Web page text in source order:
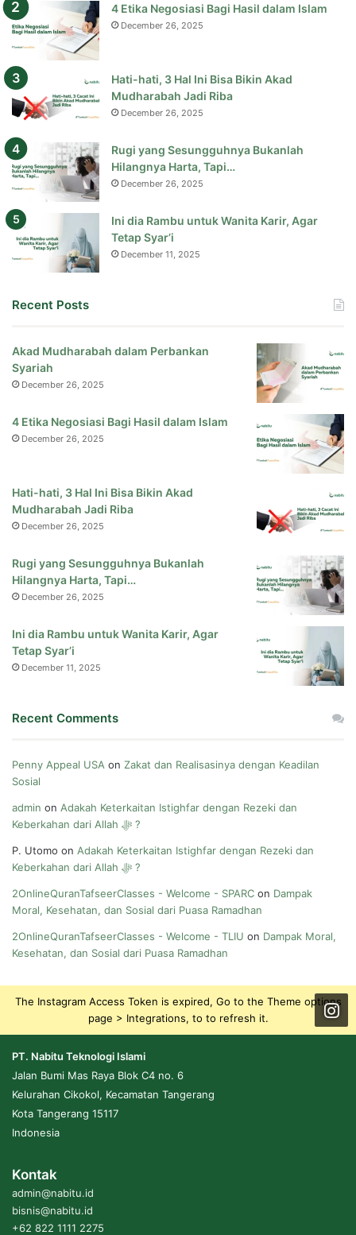
4 Etika Negosiasi Bagi Hasil dalam Islam
December 26, 2025
Hati-hati, 3 Hal Ini Bisa Bikin Akad
Mudharabah Jadi Riba
December 26, 2025
Rugi yang Sesungguhnya Bukanlah
Hilangnya Harta, Tapi…
December 26, 2025
Ini dia Rambu untuk Wanita Karir, Agar
Tetap Syar’i
December 11, 2025
Recent Posts
Akad Mudharabah dalam Perbankan
Syariah
December 26, 2025
4 Etika Negosiasi Bagi Hasil dalam Islam
December 26, 2025
Hati-hati, 3 Hal Ini Bisa Bikin Akad
Mudharabah Jadi Riba
December 26, 2025
Rugi yang Sesungguhnya Bukanlah
Hilangnya Harta, Tapi…
December 26, 2025
Ini dia Rambu untuk Wanita Karir, Agar
Tetap Syar’i
December 11, 2025
Recent Comments
Penny Appeal USA on Zakat dan Realisasinya dengan Keadilan
Sosial
admin on Adakah Keterkaitan Istighfar dengan Rezeki dan
Keberkahan dari Allah ﷻ ?
P. Utomo on Adakah Keterkaitan Istighfar dengan Rezeki dan
Keberkahan dari Allah ﷻ ?
2OnlineQuranTafseerClasses - Welcome - SPARC on Dampak
Moral, Kesehatan, dan Sosial dari Puasa Ramadhan
2OnlineQuranTafseerClasses - Welcome - TLIU on Dampak Moral,
Kesehatan, dan Sosial dari Puasa Ramadhan
The Instagram Access Token is expired, Go to the Theme options
page > Integrations, to to refresh it.
PT. Nabitu Teknologi Islami
Jalan Bumi Mas Raya Blok C4 no. 6
Kelurahan Cikokol, Kecamatan Tangerang
Kota Tangerang 15117
Indonesia
Kontak
admin@nabitu.id
bisnis@nabitu.id
+62 822 1111 2275